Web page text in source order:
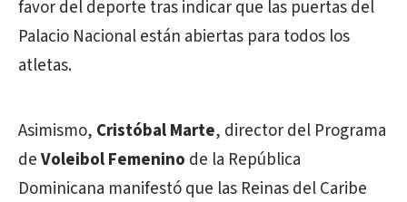
favor del deporte tras indicar que las puertas del
Palacio Nacional están abiertas para todos los
atletas.
Asimismo, Cristóbal Marte, director del Programa
deVoleibol Femenino de la República
Dominicana manifestó que las Reinas del Caribe